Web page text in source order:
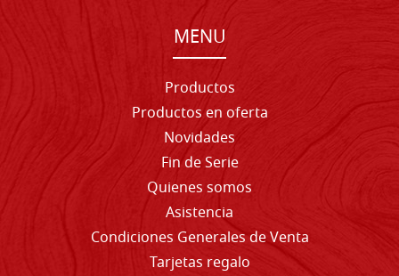
MENU
Productos
Productos en oferta
Novidades
Fin de Serie
Quienes somos
Asistencia
Condiciones Generales de Venta
Tarjetas regalo